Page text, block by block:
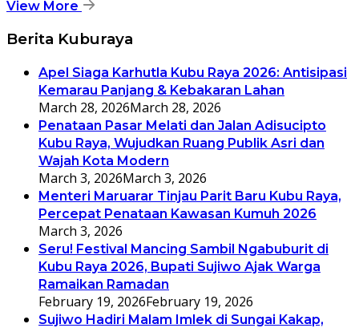
View More
Berita Kuburaya
Apel Siaga Karhutla Kubu Raya 2026: Antisipasi
Kemarau Panjang & Kebakaran Lahan
March 28, 2026March 28, 2026
Penataan Pasar Melati dan Jalan Adisucipto
Kubu Raya, Wujudkan Ruang Publik Asri dan
Wajah Kota Modern
March 3, 2026March 3, 2026
Menteri Maruarar Tinjau Parit Baru Kubu Raya,
Percepat Penataan Kawasan Kumuh 2026
March 3, 2026
Seru! Festival Mancing Sambil Ngabuburit di
Kubu Raya 2026, Bupati Sujiwo Ajak Warga
Ramaikan Ramadan
February 19, 2026February 19, 2026
Sujiwo Hadiri Malam Imlek di Sungai Kakap,